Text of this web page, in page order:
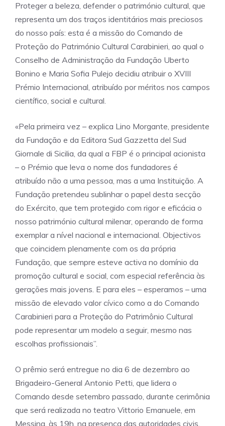
Proteger a beleza, defender o património cultural, que
representa um dos traços identitários mais preciosos
do nosso país: esta é a missão do Comando de
Proteção do Património Cultural Carabinieri, ao qual o
Conselho de Administração da Fundação Uberto
Bonino e Maria Sofia Pulejo decidiu atribuir o XVIII
Prémio Internacional, atribuído por méritos nos campos
científico, social e cultural.
«Pela primeira vez – explica Lino Morgante, presidente
da Fundação e da Editora Sud Gazzetta del Sud
Giornale di Sicilia, da qual a FBP é o principal acionista
– o Prémio que leva o nome dos fundadores é
atribuído não a uma pessoa, mas a uma Instituição. A
Fundação pretendeu sublinhar o papel desta secção
do Exército, que tem protegido com rigor e eficácia o
nosso património cultural milenar, operando de forma
exemplar a nível nacional e internacional. Objectivos
que coincidem plenamente com os da própria
Fundação, que sempre esteve activa no domínio da
promoção cultural e social, com especial referência às
gerações mais jovens. E para eles – esperamos – uma
missão de elevado valor cívico como a do Comando
Carabinieri para a Proteção do Patrimônio Cultural
pode representar um modelo a seguir, mesmo nas
escolhas profissionais”.
O prêmio será entregue no dia 6 de dezembro ao
Brigadeiro-General Antonio Petti, que lidera o
Comando desde setembro passado, durante cerimônia
que será realizada no teatro Vittorio Emanuele, em
Messina, às 19h, na presença das autoridades civis,